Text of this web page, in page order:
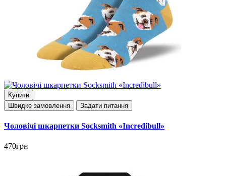
Купити
Швидке замовлення
Задати питання
Чоловічі шкарпетки Socksmith «Incredibull»
470грн